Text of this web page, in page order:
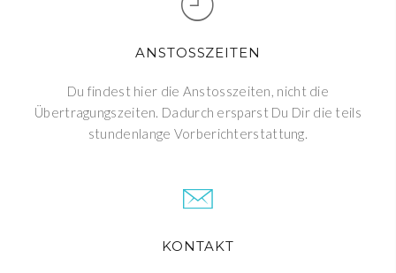
ANSTOSSZEITEN
Du findest hier die Anstosszeiten, nicht die
Übertragungszeiten. Dadurch ersparst Du Dir die teils
stundenlange Vorberichterstattung.
KONTAKT